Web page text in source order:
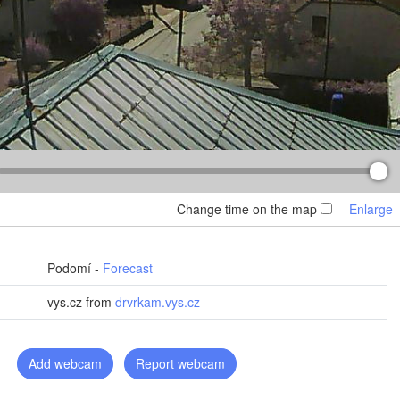
Enlarge
Change time on the map
Podomí - Forecast
vys.cz from drvrkam.vys.cz
Add webcam Report webcam
Черкаси
(Cherkasy)
Кременчук
(Kremenchuk)
Вінниця
(Vinnytsia)
Севастополь
Кривий Ріг
(Kryvyi Rih)
Constanța
Кропивницький
(Kropyvnytskyi)
Galați
Миколаїв
(Mykolaiv)
UKRAINE
(Kharkiv)
Полтава
(Poltava)
Дніпро
(Dnipro)
(Kerch)
(Melitopol)